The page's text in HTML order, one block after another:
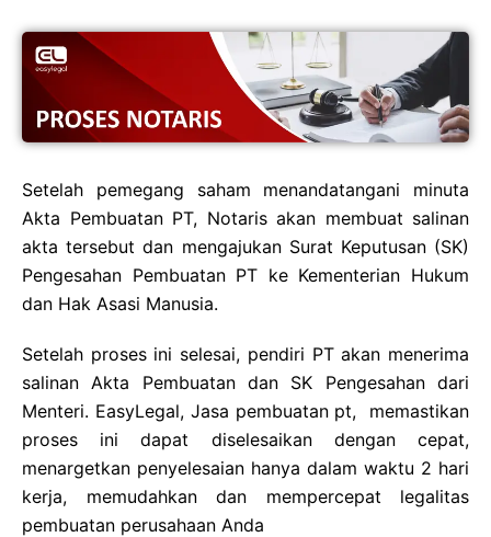
Setelah pemegang saham menandatangani minuta
Akta Pembuatan PT, Notaris akan membuat salinan
akta tersebut dan mengajukan Surat Keputusan (SK)
Pengesahan Pembuatan PT ke Kementerian Hukum
dan Hak Asasi Manusia.
Setelah proses ini selesai, pendiri PT akan menerima
salinan Akta Pembuatan dan SK Pengesahan dari
Menteri. EasyLegal, Jasa pembuatan pt, memastikan
proses ini dapat diselesaikan dengan cepat,
menargetkan penyelesaian hanya dalam waktu 2 hari
kerja, memudahkan dan mempercepat legalitas
pembuatan perusahaan Anda